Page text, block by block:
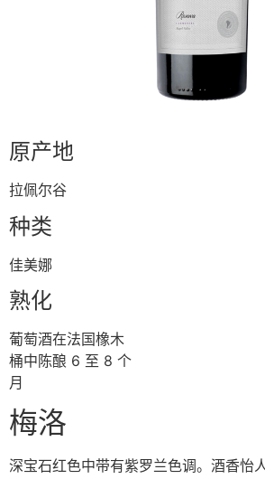
原产地
拉佩尔⾕
种类
佳美娜
熟化
葡萄酒在法国橡⽊
桶中陈酿 6 ⾄ 8 个
⽉
梅洛
深宝⽯红⾊中带有紫罗兰⾊调。酒⾹怡